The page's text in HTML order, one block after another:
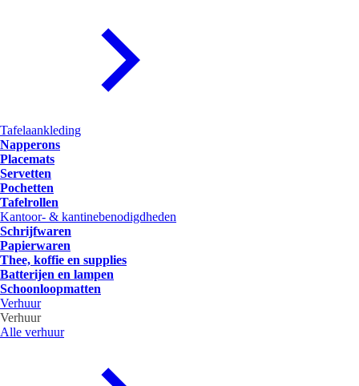
Tafelaankleding
Napperons
Placemats
Servetten
Pochetten
Tafelrollen
Kantoor- & kantinebenodigdheden
Schrijfwaren
Papierwaren
Thee, koffie en supplies
Batterijen en lampen
Schoonloopmatten
Verhuur
Verhuur
Alle verhuur